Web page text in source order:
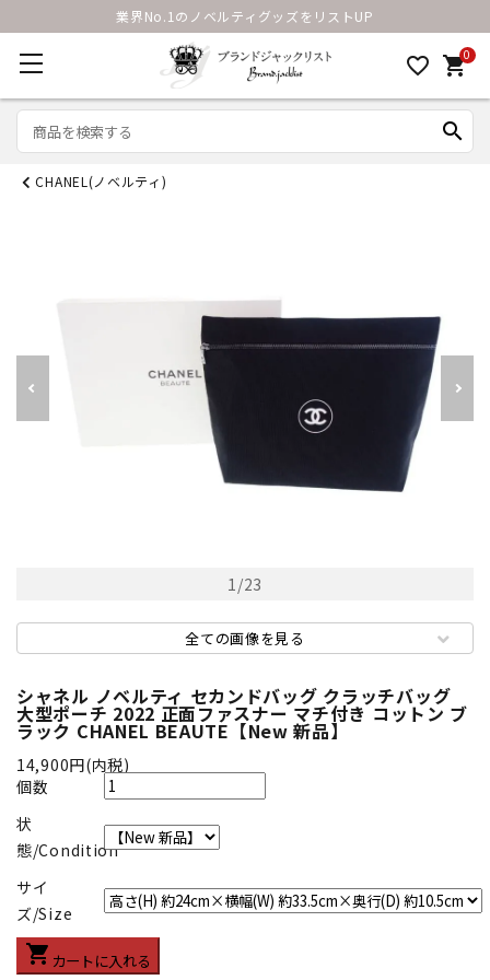
業界No.1のノベルティグッズをリストUP
favorite_border 0
shopping_cart
search
CHANEL(ノベルティ)
1/23
全ての画像を見る
シャネル ノベルティ セカンドバッグ クラッチバッグ
大型ポーチ 2022 正面ファスナー マチ付き コットン ブ
ラック CHANEL BEAUTE【New 新品】
14,900円(内税)
個数
状
態/Condition
サイ
ズ/Size
shopping_cart カートに入れる